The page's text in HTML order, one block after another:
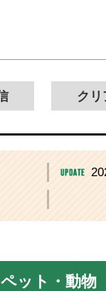
ペット・動物